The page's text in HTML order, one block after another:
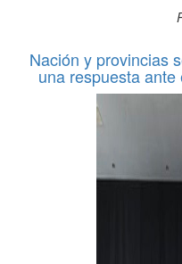
Nación y provincias
una respuesta